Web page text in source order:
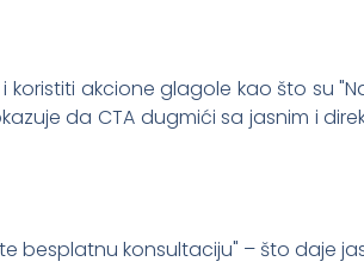
akcione glagole kao što su
da CTA dugmići sa jasnim i
besplatnu konsultaciju" – što daje